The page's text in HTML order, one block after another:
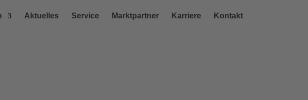
Aktuelles Service Marktpartner Karriere Kontakt